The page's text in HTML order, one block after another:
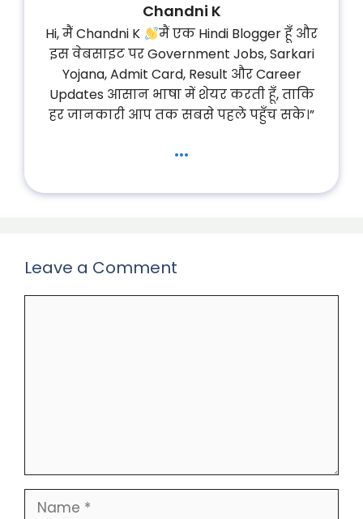
Chandni K
Hi, मैं Chandni K
मैं एक Hindi Blogger हूँ और
इस वेबसाइट पर Government Jobs, Sarkari
Yojana, Admit Card, Result और Career
Updates आसान भाषा में शेयर करती हूँ, ताकि
हर जानकारी आप तक सबसे पहले पहुँच सके।”
...
Leave a Comment
Name